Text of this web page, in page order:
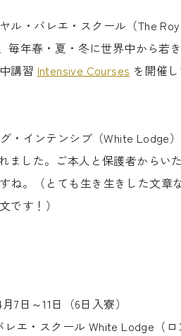
ル・バレエ・スクール（The
毎年春・夏・冬に世界中から若
講習 Intensive Courses を開催
・インテンシブ（White Lodge
ました。ご本人と保護者からい
ね。（とても生き生きした文章
です！）
7日～11日（6日入寮）
レエ・スクール White Lodge（ロ